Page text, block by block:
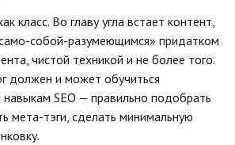
класс. Во главу угла встает контент,
собой-разумеющимся» придатком
чистой техникой и не более того.
должен и может обучиться
SEO — правильно подобрать
мета-тэги, сделать минимальную